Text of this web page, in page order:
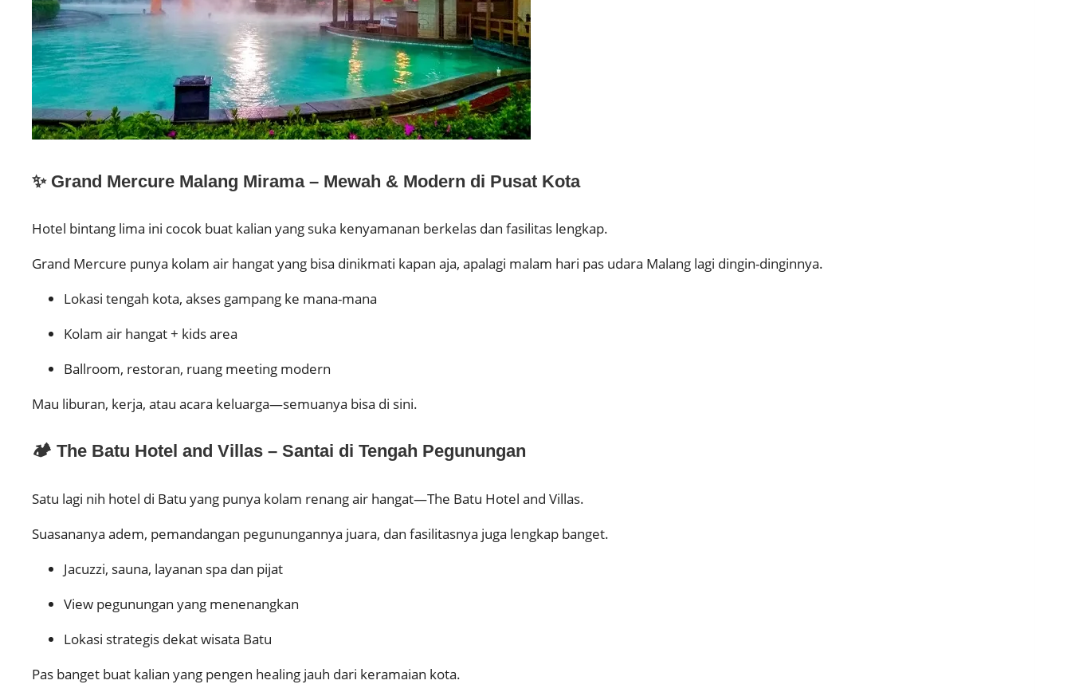
✨ Grand Mercure Malang Mirama – Mewah & Modern di Pusat Kota
Hotel bintang lima ini cocok buat kalian yang suka kenyamanan berkelas dan fasilitas lengkap.
Grand Mercure punya kolam air hangat yang bisa dinikmati kapan aja, apalagi malam hari pas udara Malang lagi dingin-dinginnya.
Lokasi tengah kota, akses gampang ke mana-mana
Kolam air hangat + kids area
Ballroom, restoran, ruang meeting modern
Mau liburan, kerja, atau acara keluarga—semuanya bisa di sini.
🏕️ The Batu Hotel and Villas – Santai di Tengah Pegunungan
Satu lagi nih hotel di Batu yang punya kolam renang air hangat—The Batu Hotel and Villas.
Suasananya adem, pemandangan pegunungannya juara, dan fasilitasnya juga lengkap banget.
Jacuzzi, sauna, layanan spa dan pijat
View pegunungan yang menenangkan
Lokasi strategis dekat wisata Batu
Pas banget buat kalian yang pengen healing jauh dari keramaian kota.